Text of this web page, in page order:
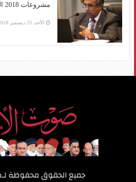
مشروعات 2018 التنموية
الأحد، 23 ديسمبر 2018 06:00 م
جميع الحقوق محفوظة لـ